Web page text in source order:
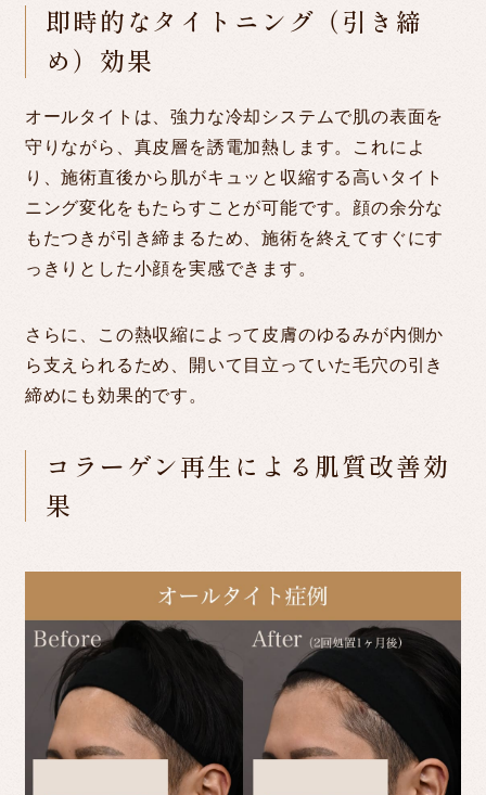
即時的なタイトニング（引き締
め）効果
オールタイトは、強力な冷却システムで肌の表面を
守りながら、真皮層を誘電加熱します。これによ
り、施術直後から肌がキュッと収縮する高いタイト
ニング変化をもたらすことが可能です。顔の余分な
もたつきが引き締まるため、施術を終えてすぐにす
っきりとした小顔を実感できます。
さらに、この熱収縮によって皮膚のゆるみが内側か
ら支えられるため、開いて目立っていた毛穴の引き
締めにも効果的です。
コラーゲン再生による肌質改善効
果